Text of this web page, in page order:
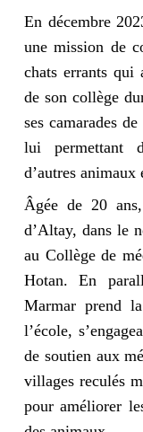
En décembre
une mission de
chats errants qui
de son collège
ses camarades
lui permettant
d’autres animaux
Âgée de 20
d’Altay, dans le
au Collège de
Hotan. En
Marmar prend
l’école,
de soutien aux
villages reculés
pour améliorer